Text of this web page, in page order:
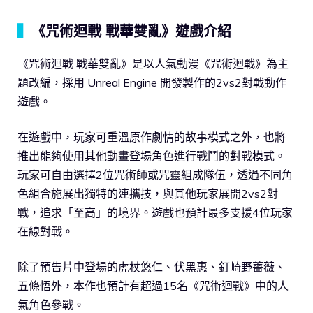
《咒術迴戰 戰華雙亂》遊戲介紹
《咒術迴戰 戰華雙亂》是以人氣動漫《咒術迴戰》為主
題改編，採用 Unreal Engine 開發製作的2vs2對戰動作
遊戲。
在遊戲中，玩家可重溫原作劇情的故事模式之外，也將
推出能夠使用其他動畫登場角色進行戰鬥的對戰模式。
玩家可自由選擇2位咒術師或咒靈組成隊伍，透過不同角
色組合施展出獨特的連攜技，與其他玩家展開2vs2對
戰，追求「至高」的境界。遊戲也預計最多支援4位玩家
在線對戰。
除了預告片中登場的虎杖悠仁、伏黑惠、釘崎野薔薇、
五條悟外，本作也預計有超過15名《咒術迴戰》中的人
氣角色參戰。